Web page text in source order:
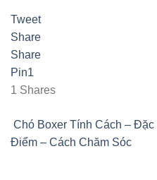
Tweet
Share
Share
Pin1
1 Shares
Chó Boxer Tính Cách – Đặc
Điểm – Cách Chăm Sóc